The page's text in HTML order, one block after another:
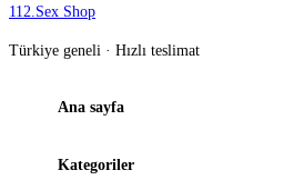
112.Sex Shop
Türkiye geneli · Hızlı teslimat
Ana sayfa
Kategoriler